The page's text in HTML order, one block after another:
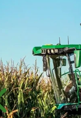
Anterior